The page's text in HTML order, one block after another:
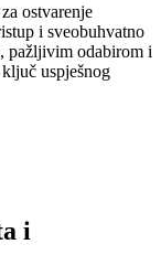
ostvarenje
i sveobuhvatno
pažljivim odabirom i
uspješnog
i